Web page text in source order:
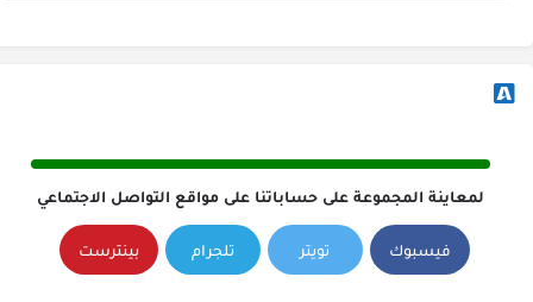
لمعاينة المجموعة على حساباتنا على مواقع التواصل الاجتماعي
فيسبوك تويتر تلجرام بينترست